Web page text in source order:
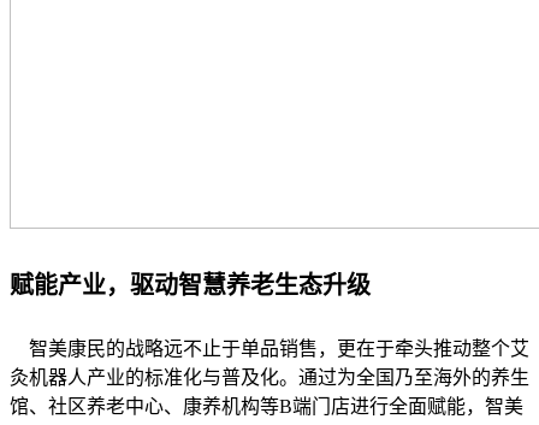
赋能产业，驱动智慧养老生态升级
智美康民的战略远不止于单品销售，更在于牵头推动整个艾
灸机器人产业的标准化与普及化。通过为全国乃至海外的养生
馆、社区养老中心、康养机构等B端门店进行全面赋能，智美